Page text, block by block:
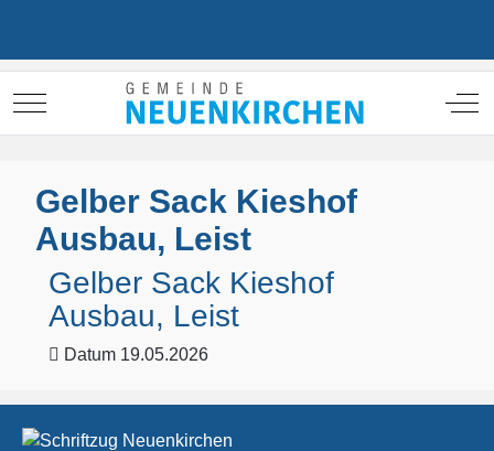
Mobile Menu Toggle Off-
Gelber Sack Kieshof
Ausbau, Leist
Gelber Sack Kieshof
Ausbau, Leist
Datum 19.05.2026